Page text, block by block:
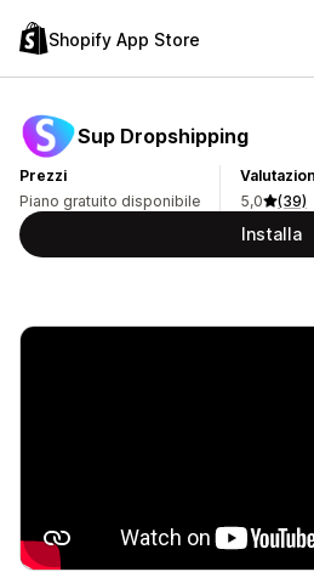
Shopify App Store
Sup Dropshipping
Prezzi
Piano gratuito disponibile
5,0
(39)
Installa